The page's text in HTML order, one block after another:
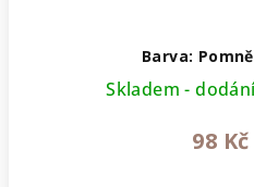
Barva:
Skladem -
98 Kč